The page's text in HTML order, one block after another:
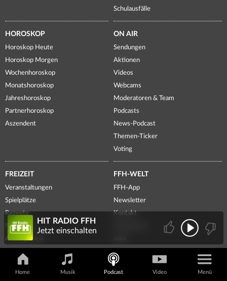
Schulausfälle
HOROSKOP
Horoskop Heute
Horoskop Morgen
Wochenhoroskop
Monatshoroskop
Jahreshoroskop
Partnerhoroskop
Aszendent
ON AIR
Sendungen
Aktionen
Videos
Webcams
Moderatoren & Team
Podcasts
News-Podcast
Themen-Ticker
Voting
FREIZEIT
Veranstaltungen
Spielplätze
Rezepte
Meditation
Ausflugsziele
Ticketshop
FFH-WELT
FFH-App
Newsletter
Kontakt
Führungen
Presse
Home Musik Podcast Video Menü
HIT RADIO FFH
Jetzt einschalten